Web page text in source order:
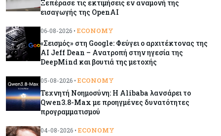
Γιατί οι κεντρικές τράπεζες αφήνουν τις αγορές
να «παίξουν μπάλα»
Κόσμος 08-08-2026
Ποιες χώρες έχουν τα περισσότερα ρομπότ
Κόσμος 08-08-2026
Κρίσιμες πρώτες ύλες: Ο ευρωπαϊκός χάρτης
Ξεπέρασε τις εκτιμήσεις εν αναμονή της
εισαγωγής της OpenAI
06-08-2026 • ECONOMY
«Σεισμός» στη Google: Φεύγει ο αρχιτέκτονας της
AI Jeff Dean – Ανατροπή στην ηγεσία της
DeepMind και βουτιά της μετοχής
05-08-2026 • ECONOMY
Τεχνητή Νοημοσύνη: Η Alibaba λανσάρει το
Qwen3.8-Max με προηγμένες δυνατότητες
προγραμματισμού
04-08-2026 • ECONOMY